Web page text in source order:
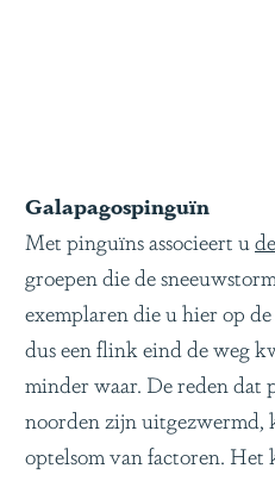
Galapagospinguïn
Met pinguïns associeert u
groepen die de
exemplaren die u hier op
dus een flink eind de weg
minder waar. De reden dat
noorden zijn uitgezwermd,
optelsom van factoren. Het